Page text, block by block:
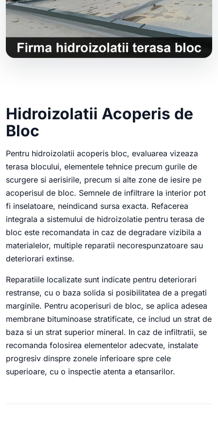
Hidroizolatii Acoperis de
Bloc
Pentru hidroizolatii acoperis bloc, evaluarea vizeaza
terasa blocului, elementele tehnice precum gurile de
scurgere si aerisirile, precum si alte zone de iesire pe
acoperisul de bloc. Semnele de infiltrare la interior pot
fi inselatoare, neindicand sursa exacta. Refacerea
integrala a sistemului de hidroizolatie pentru terasa de
bloc este recomandata in caz de degradare vizibila a
materialelor, multiple reparatii necorespunzatoare sau
deteriorari extinse.
Reparatiile localizate sunt indicate pentru deteriorari
restranse, cu o baza solida si posibilitatea de a pregati
marginile. Pentru acoperisuri de bloc, se aplica adesea
membrane bituminoase stratificate, ce includ un strat de
baza si un strat superior mineral. In caz de infiltratii, se
recomanda folosirea elementelor adecvate, instalate
progresiv dinspre zonele inferioare spre cele
superioare, cu o inspectie atenta a etansarilor.